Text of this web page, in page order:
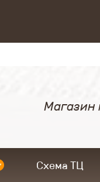
Магазин
Схема ТЦ